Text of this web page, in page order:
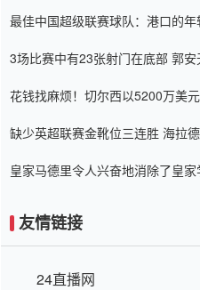
最佳中国超级联赛球队：港口的
3场比赛中有23张射门在底部 郭
花钱找麻烦！切尔西以5200万美
缺少英超联赛金靴位三连胜 海拉
皇家马德里令人兴奋地消除了皇家
友情链接
24直播网